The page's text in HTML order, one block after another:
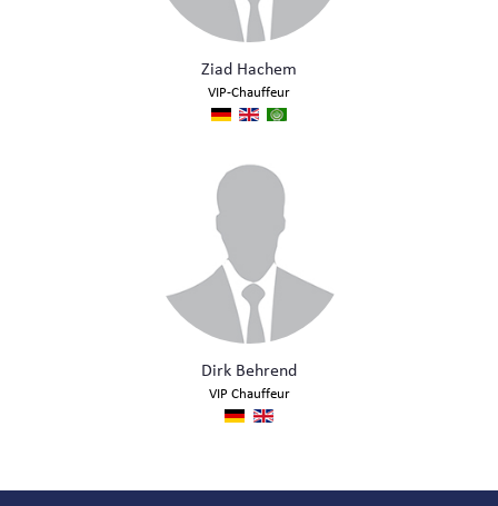
Ziad Hachem
VIP-Chauffeur
Dirk Behrend
VIP Chauffeur